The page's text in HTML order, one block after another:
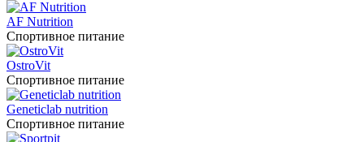
AF Nutrition
Спортивное питание
OstroVit
Спортивное питание
Geneticlab nutrition
Спортивное питание